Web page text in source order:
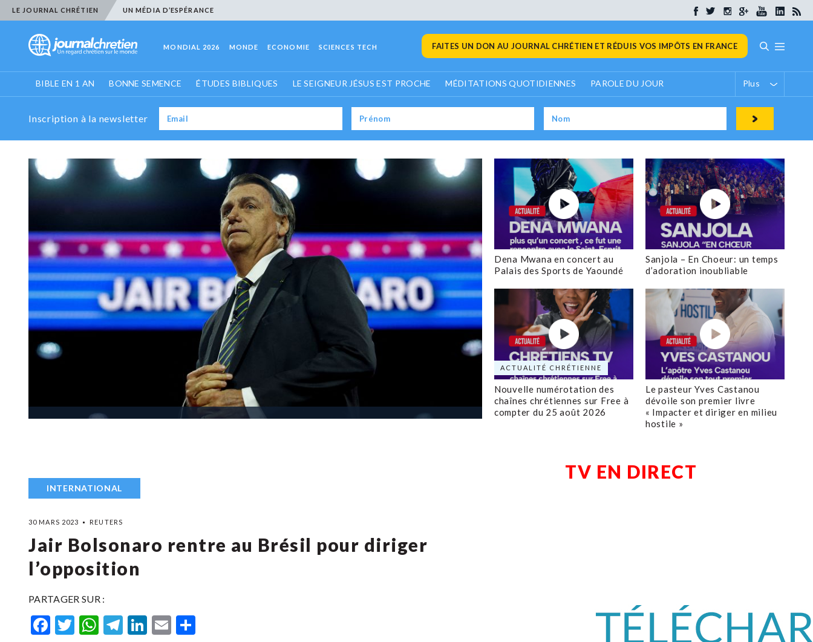
LE JOURNAL CHRÉTIEN UN MÉDIA D’ESPÉRANCE
MONDIAL 2026 MONDE ECONOMIE SCIENCES TECH FAITES UN DON AU JOURNAL CHRÉTIEN ET RÉDUIS VOS IMPÔTS EN FRANCE
BIBLE EN 1 AN BONNE SEMENCE ÉTUDES BIBLIQUES LE SEIGNEUR JÉSUS EST PROCHE MÉDITATIONS QUOTIDIENNES PAROLE DU JOUR Plus
Inscription à la newsletter
Dena Mwana en concert au
Palais des Sports de Yaoundé
Sanjola – En Choeur: un temps
d’adoration inoubliable
ACTUALITÉ CHRÉTIENNE
Nouvelle numérotation des
chaînes chrétiennes sur Free à
compter du 25 août 2026
Le pasteur Yves Castanou
dévoile son premier livre
« Impacter et diriger en milieu
hostile »
INTERNATIONAL
30 MARS 2023 REUTERS
Jair Bolsonaro rentre au Brésil pour diriger
l’opposition
PARTAGER SUR :
Facebook
Twitter
WhatsApp
Telegram
LinkedIn
Email
TV EN DIRECT